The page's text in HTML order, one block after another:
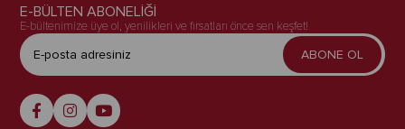
E-BÜLTEN ABONELİĞİ
E-bültenimize üye ol, yenilikleri ve fırsatları önce sen keşfet!
ABONE OL